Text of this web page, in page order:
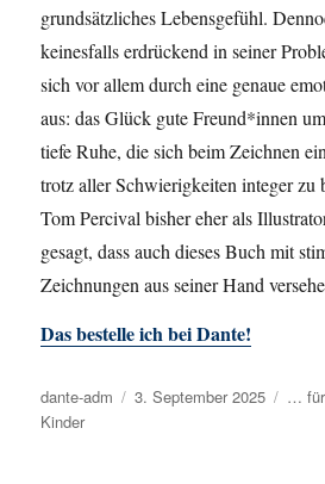
grundsätzliches Lebensgefühl.
keinesfalls erdrückend in seiner
sich vor allem durch eine genaue
aus: das Glück gute Freund*innen
tiefe Ruhe, die sich beim Zeichnen
trotz aller Schwierigkeiten integer zu
Tom Percival bisher eher als
gesagt, dass auch dieses Buch mit
Zeichnungen aus seiner Hand
Das bestelle ich bei Dante!
Autor
dante-adm
Veröffentlicht
3. September 2025 … für
Kinder